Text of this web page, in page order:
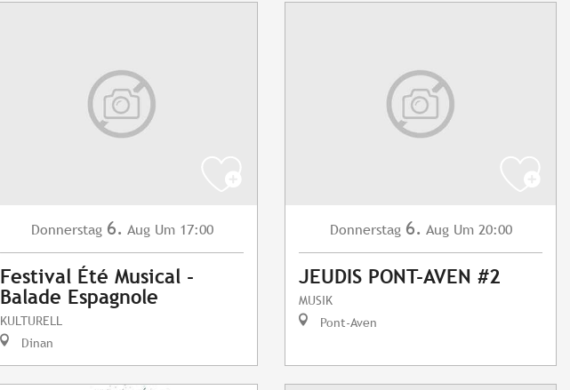
Donnerstag 6. Aug Um 17:00
Festival Été Musical -
Balade Espagnole
KULTURELL
Dinan
Donnerstag 6. Aug Um 20:00
JEUDIS PONT-AVEN #2
MUSIK
Pont-Aven